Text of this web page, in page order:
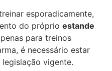
esporadicamente,
do próprio estande
para treinos
é necessário estar
vigente.